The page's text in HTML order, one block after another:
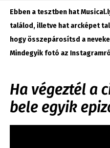
Ebben a tesztben hat
találod, illetve hat arcképet
hogy összepárosítsd a
Mindegyik fotó az
Ha végeztél a
bele egyik